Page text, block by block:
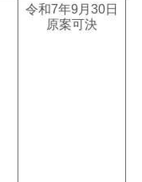
令和7年9月30日
原案可決